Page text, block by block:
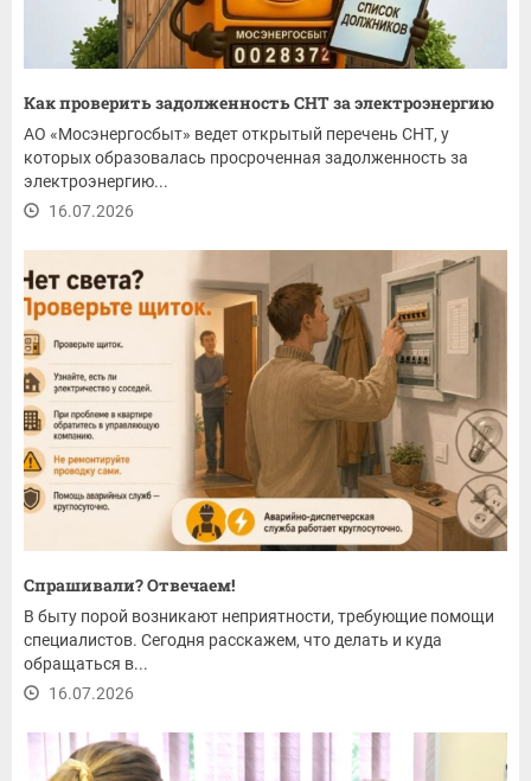
Как проверить задолженность СНТ за электроэнергию
АО «Мосэнергосбыт» ведет открытый перечень СНТ, у
которых образовалась просроченная задолженность за
электроэнергию...
16.07.2026
Спрашивали? Отвечаем!
В быту порой возникают неприятности, требующие помощи
специалистов. Сегодня расскажем, что делать и куда
обращаться в...
16.07.2026